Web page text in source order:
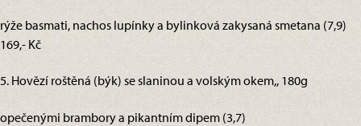
rýže basmati, nachos lupínky a bylinková zakysaná smetana (7,9)
169,- Kč
5. Hovězí roštěná (býk) se slaninou a volským okem,, 180g
opečenými brambory a pikantním dipem (3,7)